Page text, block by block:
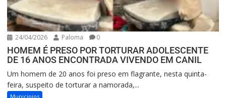
24/04/2026 Paloma 0
HOMEM É PRESO POR TORTURAR ADOLESCENTE
DE 16 ANOS ENCONTRADA VIVENDO EM CANIL
Um homem de 20 anos foi preso em flagrante, nesta quinta-
feira, suspeito de torturar a namorada,...
Municipios